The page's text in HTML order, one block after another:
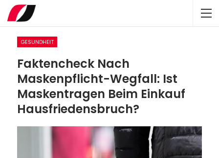
GESUNDHEIT
Faktencheck Nach
Maskenpflicht-Wegfall: Ist
Maskentragen Beim Einkauf
Hausfriedensbruch?